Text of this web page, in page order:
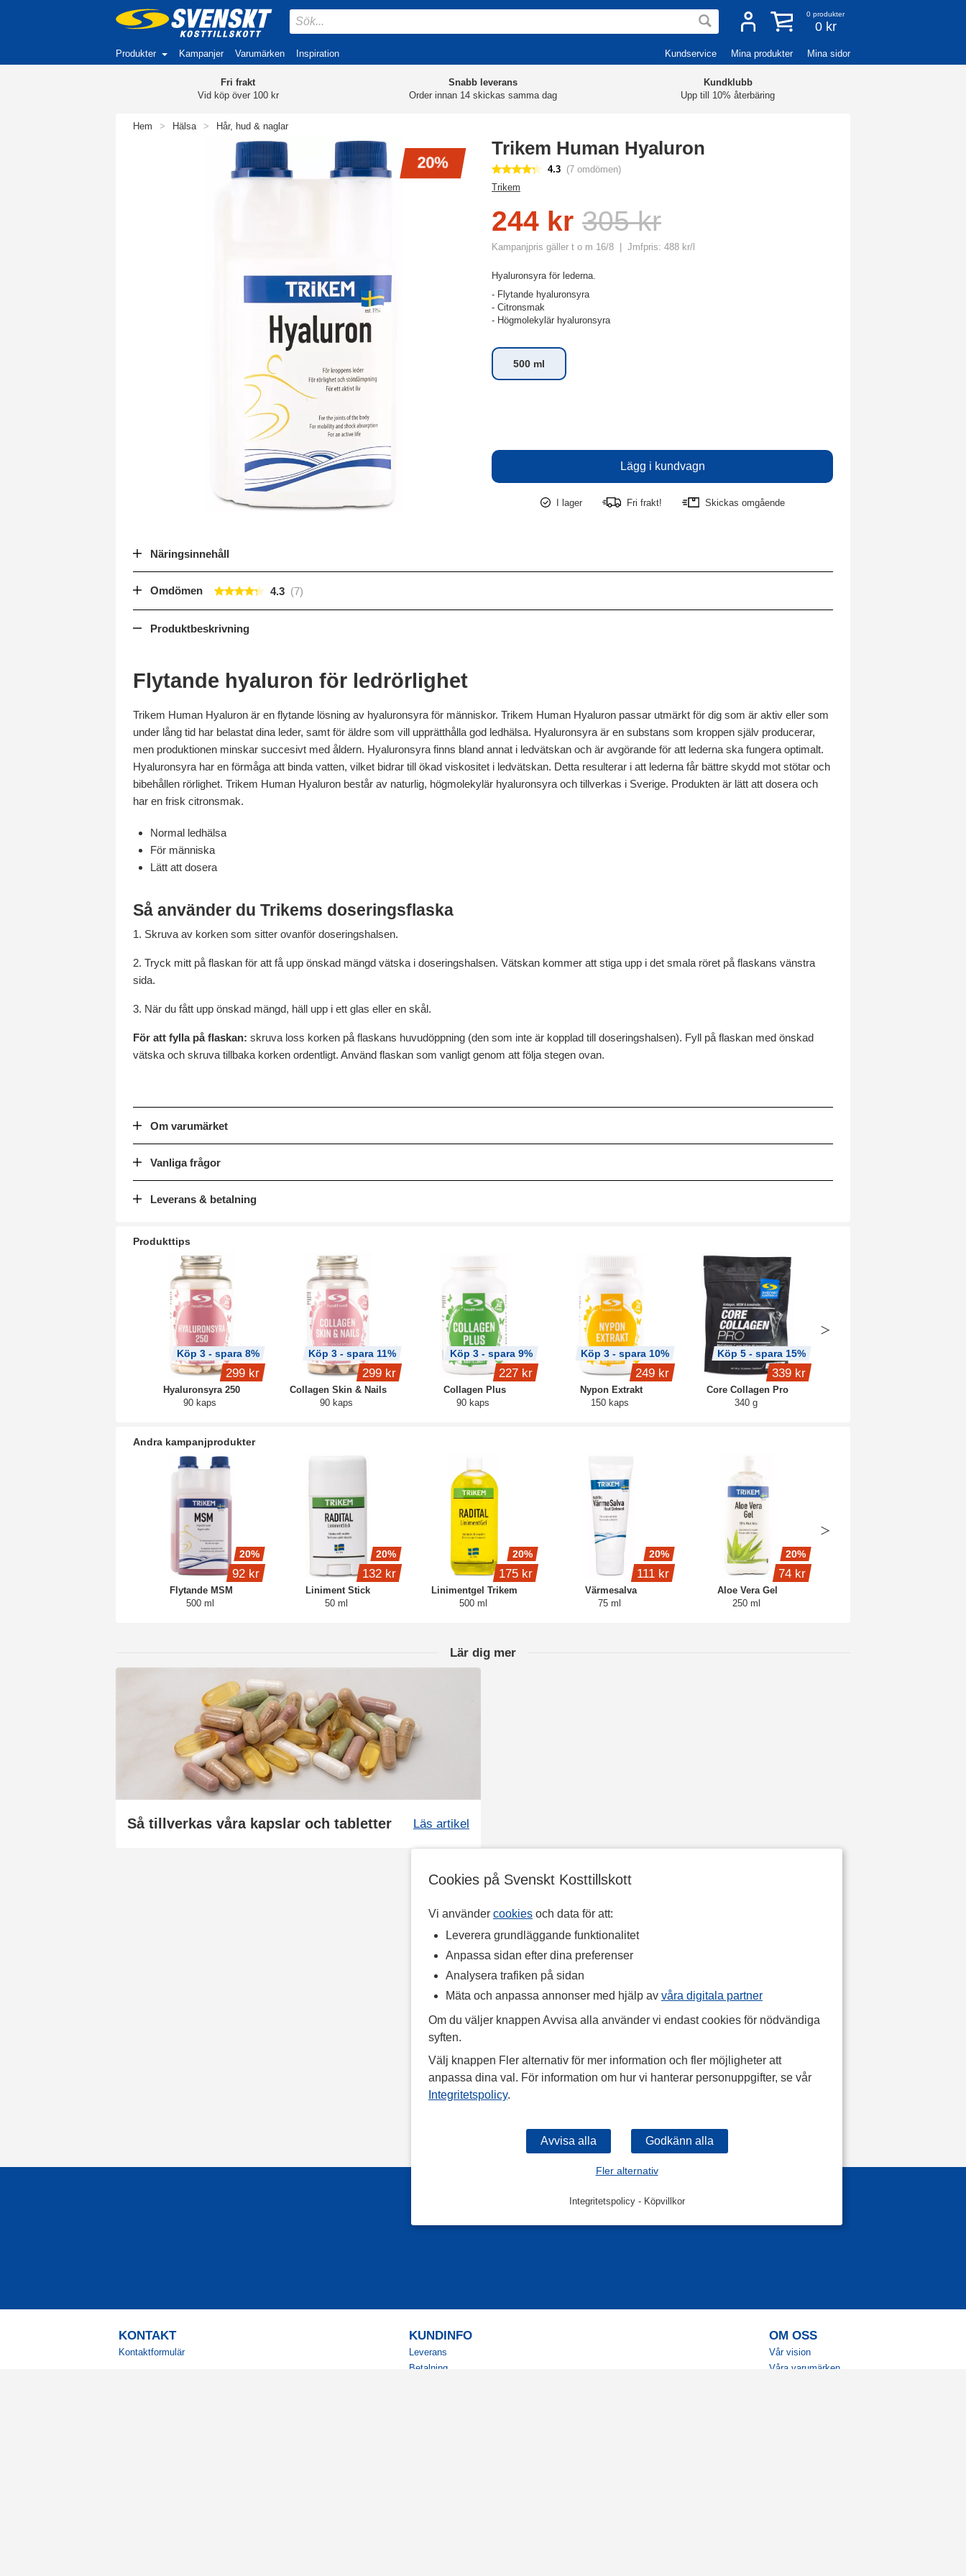
Cookies på Svenskt Kosttillskott
Vi använder cookies och data för att:
Leverera grundläggande funktionalitet
Anpassa sidan efter dina preferenser
Analysera trafiken på sidan
Mäta och anpassa annonser med hjälp av våra digitala partner
Om du väljer knappen Avvisa alla använder vi endast cookies för nödvändiga
syften.
Välj knappen Fler alternativ för mer information och fler möjligheter att
anpassa dina val. För information om hur vi hanterar personuppgifter, se vår
Integritetspolicy.
Fler alternativ
Integritetspolicy- Köpvillkor
0 produkter
0 kr
Produkter Kampanjer Varumärken Inspiration Kundservice Mina produkter Mina sidor
Fri frakt
Vid köp över 100 kr
Snabb leverans
Order innan 14 skickas samma dag
Kundklubb
Upp till 10% återbäring
Hem > Hälsa > Hår, hud & naglar
20%
Trikem Human Hyaluron
4.3 (7 omdömen)
Trikem
244 kr 305 kr
Kampanjpris gäller t o m 16/8 Jmfpris: 488 kr/l
Hyaluronsyra för lederna.
- Flytande hyaluronsyra
- Citronsmak
- Högmolekylär hyaluronsyra
500 ml
I lager Fri frakt! Skickas omgående
Näringsinnehåll
Omdömen 4.3
Produktbeskrivning
Flytande hyaluron för ledrörlighet
Trikem Human Hyaluron är en flytande lösning av hyaluronsyra för människor. Trikem Human Hyaluron passar utmärkt för dig som är aktiv eller som
under lång tid har belastat dina leder, samt för äldre som vill upprätthålla god ledhälsa. Hyaluronsyra är en substans som kroppen själv producerar,
men produktionen minskar succesivt med åldern. Hyaluronsyra finns bland annat i ledvätskan och är avgörande för att lederna ska fungera optimalt.
Hyaluronsyra har en förmåga att binda vatten, vilket bidrar till ökad viskositet i ledvätskan. Detta resulterar i att lederna får bättre skydd mot stötar och
bibehållen rörlighet. Trikem Human Hyaluron består av naturlig, högmolekylär hyaluronsyra och tillverkas i Sverige. Produkten är lätt att dosera och
har en frisk citronsmak.
Normal ledhälsa
För människa
Lätt att dosera
Så använder du Trikems doseringsflaska
1. Skruva av korken som sitter ovanför doseringshalsen.
2. Tryck mitt på flaskan för att få upp önskad mängd vätska i doseringshalsen. Vätskan kommer att stiga upp i det smala röret på flaskans vänstra
sida.
3. När du fått upp önskad mängd, häll upp i ett glas eller en skål.
För att fylla på flaskan: skruva loss korken på flaskans huvudöppning (den som inte är kopplad till doseringshalsen). Fyll på flaskan med önskad
vätska och skruva tillbaka korken ordentligt. Använd flaskan som vanligt genom att följa stegen ovan.
Om varumärket
Vanliga frågor
Leverans & betalning
Produkttips
Hyaluronsyra 250
90 kaps
Köp 3 - spara 8%
299 kr
Collagen Skin & Nails
90 kaps
Köp 3 - spara 11%
299 kr
Collagen Plus
90 kaps
Köp 3 - spara 9%
227 kr
Nypon Extrakt
150 kaps
Köp 3 - spara 10%
249 kr
Core Collagen Pro
340 g
Köp 5 - spara 15%
339 kr
Andra kampanjprodukter
Flytande MSM
500 ml
20%
92 kr
Liniment Stick
50 ml
20%
132 kr
Linimentgel Trikem
500 ml
20%
175 kr
Värmesalva
75 ml
20%
111 kr
Aloe Vera Gel
250 ml
20%
74 kr
Lär dig mer
Så tillverkas våra kapslar och tabletter Läs artikel
KONTAKT
Kontaktformulär
KUNDINFO
Leverans
Betalning
OM OSS
Vår vision
Våra varumärken